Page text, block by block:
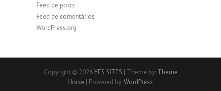
Feed de posts
Feed de comentários
WordPress.org
Copyright © 2026YES SITES | Theme by: Theme
Horse | Powered by:WordPress